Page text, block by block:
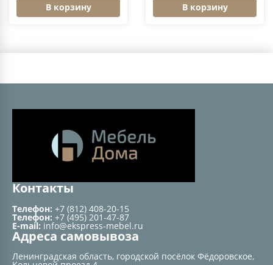
В корзину В корзину
Контакты
Телефон: +7 (812) 408-20-15
Телефон: +7 (495) 201-47-87
E-mail: info@ekspress-mebel.ru
Адреса самовывоза
Ленинградская область, городской посёлок Фёдоровское,